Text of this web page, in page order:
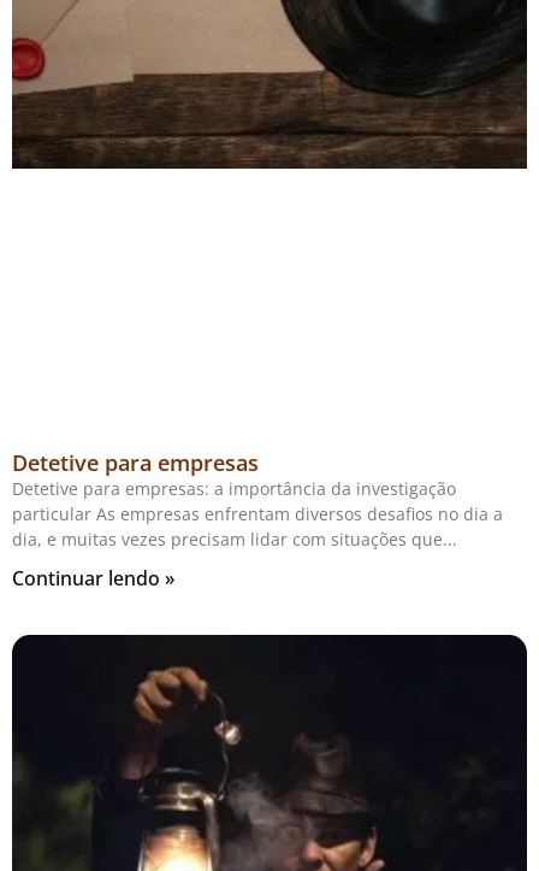
Detetive para empresas
Detetive para empresas: a importância da investigação
particular As empresas enfrentam diversos desafios no dia a
dia, e muitas vezes precisam lidar com situações que
Continuar lendo »